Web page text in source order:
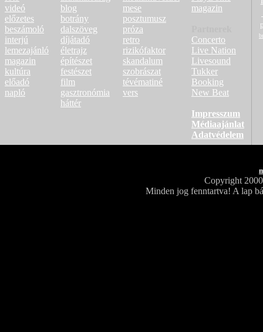
videó
előzetes
beszámoló
interjú
lemezajánló
magazin
kultúra
előadó
napló
blog
botrány
dalszöveg
díjátadó
életrajz
építészet
festészet
film
gasztronómia
háttér
mese
posztumusz
próza
retro
rizikófaktor
skandalum
szobrászat
tévématiné
vers
magazin
Concerto
Live Nation
Livesound
Tukker
Booking
New Beat
Impresszum
Médiaajánlat
Adatvédelem
Copyright
Minden jog fenntartva! A lap